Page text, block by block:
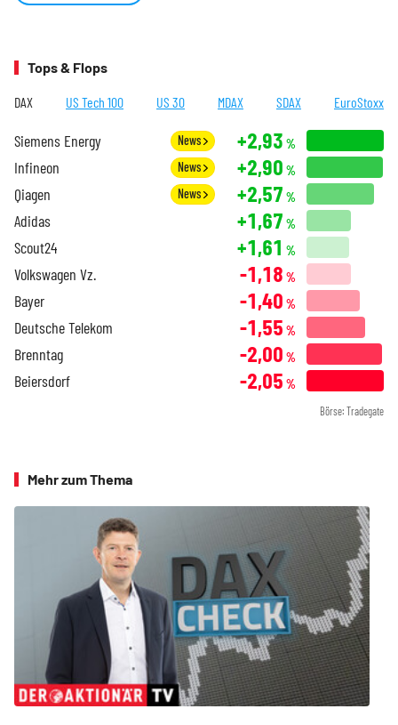
Tops & Flops
DAX US Tech 100 US 30 MDAX SDAX EuroStoxx
Siemens Energy News +2,93 %
Infineon News +2,90 %
Qiagen News +2,57 %
Adidas +1,67 %
Scout24 +1,61 %
Volkswagen Vz. -1,18 %
Bayer -1,40 %
Deutsche Telekom -1,55 %
Brenntag -2,00 %
Beiersdorf -2,05 %
Börse: Tradegate
Mehr zum Thema